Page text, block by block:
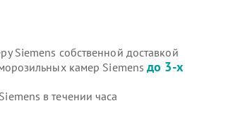
Siemens собственной доставкой
камер Siemensдо 3-х
в течении часа